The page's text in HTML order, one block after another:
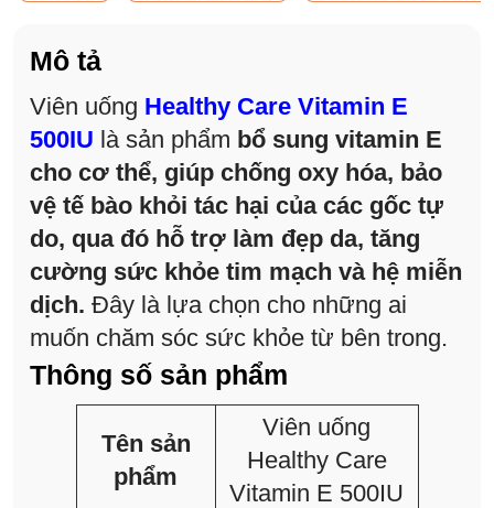
Mô tả
Viên uống Healthy Care Vitamin E
500IU là sản phẩm bổ sung vitamin E
cho cơ thể, giúp chống oxy hóa, bảo
vệ tế bào khỏi tác hại của các gốc tự
do, qua đó hỗ trợ làm đẹp da, tăng
cường sức khỏe tim mạch và hệ miễn
dịch. Đây là lựa chọn cho những ai
muốn chăm sóc sức khỏe từ bên trong.
Thông số sản phẩm
Tên sản
phẩm
Viên uống
Healthy Care
Vitamin E 500IU